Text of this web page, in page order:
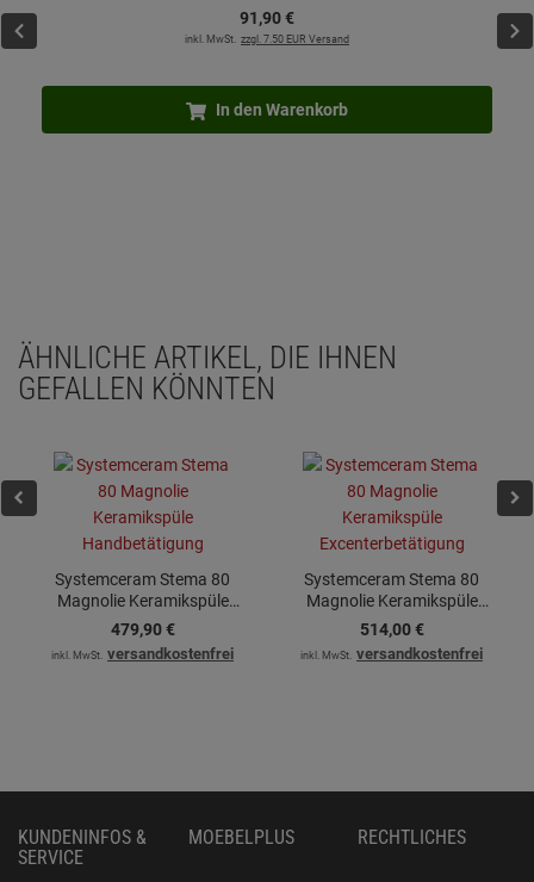
91,90€
inkl. MwSt. zzgl. 7.50 EUR Versand
In den Warenkorb
ÄHNLICHE ARTIKEL, DIE IHNEN
GEFALLEN KÖNNTEN
Systemceram Stema 80
Magnolie Keramikspüle
Handbetätigung
479,90 €
inkl. MwSt. versandkostenfrei
Systemceram Stema 80
Magnolie Keramikspüle
Excenterbetätigung
514,00 €
inkl. MwSt. versandkostenfrei
KUNDENINFOS &
SERVICE
MOEBELPLUS RECHTLICHES